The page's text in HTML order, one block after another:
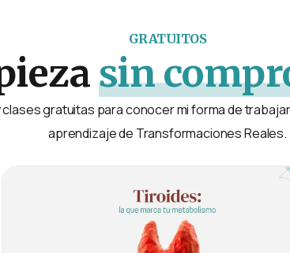
GRATUITOS
sin
gratuitas para conocer mi forma de
aprendizaje de Transformaciones Reales.